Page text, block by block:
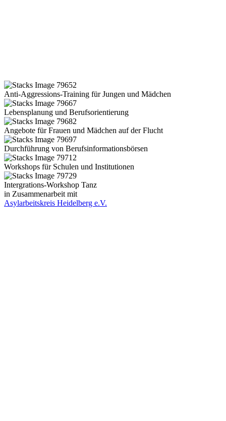
Anti-Aggressions-Training für Jungen und Mädchen
Lebensplanung und Berufsorientierung
Angebote für Frauen und Mädchen auf der Flucht
Durchführung von Berufsinformationsbörsen
Workshops für Schulen und Institutionen
Intergrations-Workshop Tanz
in Zusammenarbeit mit
Asylarbeitskreis Heidelberg e.V.